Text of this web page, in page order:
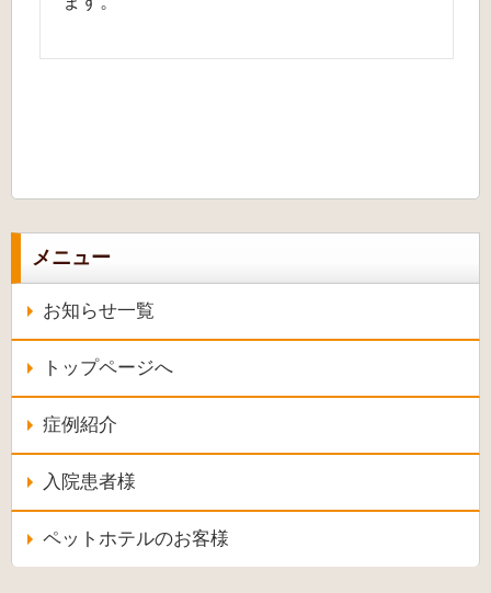
メニュー
お知らせ一覧
トップページへ
症例紹介
入院患者様
ペットホテルのお客様